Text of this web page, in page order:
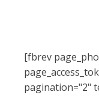
[fbrev
pagination="2"